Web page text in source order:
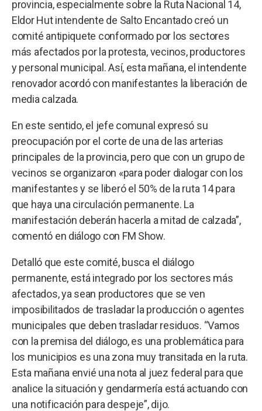
provincia, especialmente sobre la Ruta Nacional 14,
Eldor Hut intendente de Salto Encantado creó un
comité antipiquete conformado por los sectores
más afectados por la protesta, vecinos, productores
y personal municipal. Así, esta mañana, el intendente
renovador acordó con manifestantes la liberación de
media calzada.
En este sentido, el jefe comunal expresó su
preocupación por el corte de una de las arterias
principales de la provincia, pero que con un grupo de
vecinos se organizaron «para poder dialogar con los
manifestantes y se liberó el 50% de la ruta 14 para
que haya una circulación permanente. La
manifestación deberán hacerla a mitad de calzada”,
comentó en diálogo con FM Show.
Detalló que este comité, busca el diálogo
permanente, está integrado por los sectores más
afectados, ya sean productores que se ven
imposibilitados de trasladar la producción o agentes
municipales que deben trasladar residuos. “Vamos
con la premisa del diálogo, es una problemática para
los municipios es una zona muy transitada en la ruta.
Esta mañana envié una nota al juez federal para que
analice la situación y gendarmería está actuando con
una notificación para despeje”, dijo.